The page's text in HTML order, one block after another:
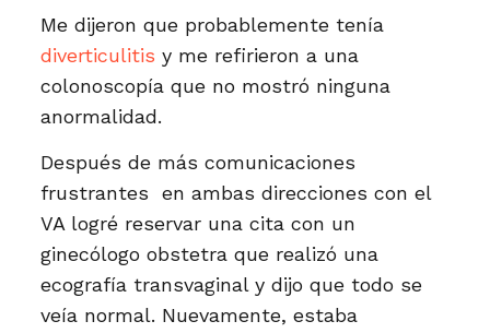
Me dijeron que probablemente tenía
diverticulitis y me refirieron a una
colonoscopía que no mostró ninguna
anormalidad.
Después de más comunicaciones
frustrantes en ambas direcciones con el
VA logré reservar una cita con un
ginecólogo obstetra que realizó una
ecografía transvaginal y dijo que todo se
veía normal. Nuevamente, estaba